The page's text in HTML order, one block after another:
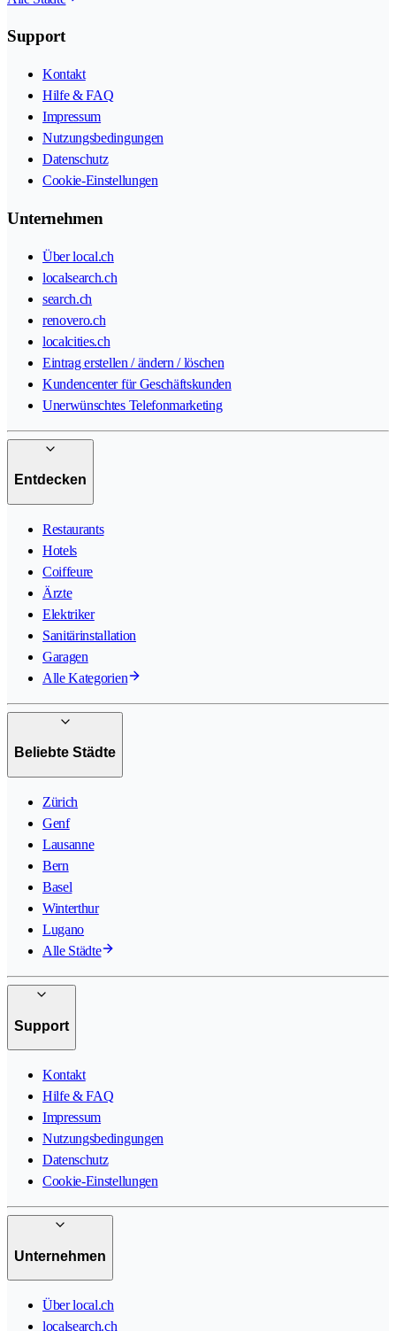
Support
Kontakt
Hilfe & FAQ
Impressum
Nutzungsbedingungen
Datenschutz
Cookie-Einstellungen
Unternehmen
Über local.ch
localsearch.ch
search.ch
renovero.ch
localcities.ch
Eintrag erstellen / ändern / löschen
Kundencenter für Geschäftskunden
Unerwünschtes Telefonmarketing
Entdecken
Restaurants
Hotels
Coiffeure
Ärzte
Elektriker
Sanitärinstallation
Garagen
Alle Kategorien
Beliebte Städte
Zürich
Genf
Lausanne
Bern
Basel
Winterthur
Lugano
Alle Städte
Support
Kontakt
Hilfe & FAQ
Impressum
Nutzungsbedingungen
Datenschutz
Cookie-Einstellungen
Unternehmen
Über local.ch
localsearch.ch